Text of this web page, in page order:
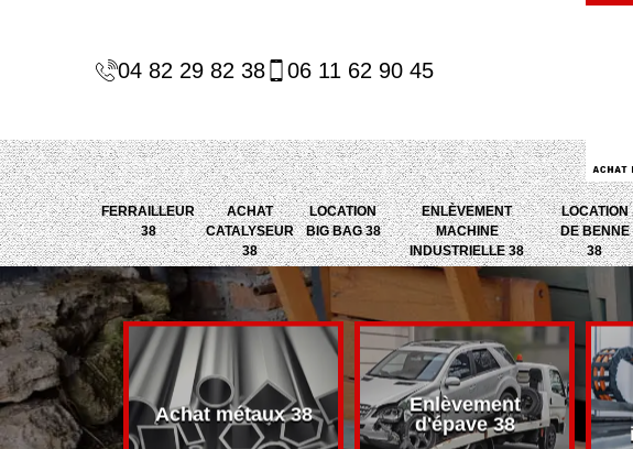
04 82 29 82 38 06 11 62 90 45
FERRAILLEUR
38
ACHAT
CATALYSEUR
38
LOCATION
BIG BAG 38
ENLÈVEMENT
MACHINE
INDUSTRIELLE 38
LOCATION
DE BENNE
38
38 Achat métaux 38
Enlèvement
d'épave 38